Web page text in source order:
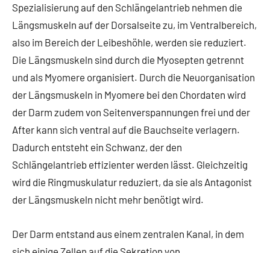
Spezialisierung auf den Schlängelantrieb nehmen die
Längsmuskeln auf der Dorsalseite zu, im Ventralbereich,
also im Bereich der Leibeshöhle, werden sie reduziert.
Die Längsmuskeln sind durch die Myosepten getrennt
und als Myomere organisiert. Durch die Neuorganisation
der Längsmuskeln in Myomere bei den Chordaten wird
der Darm zudem von Seitenverspannungen frei und der
After kann sich ventral auf die Bauchseite verlagern.
Dadurch entsteht ein Schwanz, der den
Schlängelantrieb effizienter werden lässt. Gleichzeitig
wird die Ringmuskulatur reduziert, da sie als Antagonist
der Längsmuskeln nicht mehr benötigt wird.
Der Darm entstand aus einem zentralen Kanal, in dem